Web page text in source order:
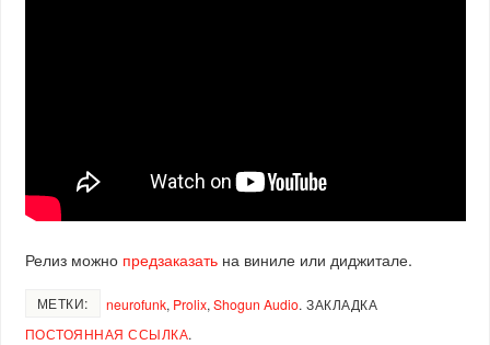
Релиз можно предзаказатьна виниле или диджитале.
МЕТКИ: neurofunk, Prolix, Shogun Audio. ЗАКЛАДКА
ПОСТОЯННАЯ ССЫЛКА.